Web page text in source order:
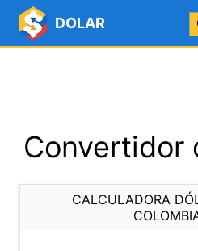
DOLAR
Convertidor
CALCULADORA